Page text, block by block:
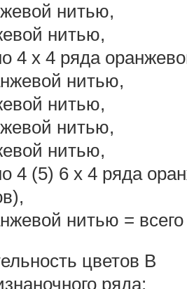
нитью,
нитью,
4 x 4 ряда
нитью,
нитью,
нитью,
нитью,
4 (5) 6 x 4 ряда
нитью =
цветов В
ряда: